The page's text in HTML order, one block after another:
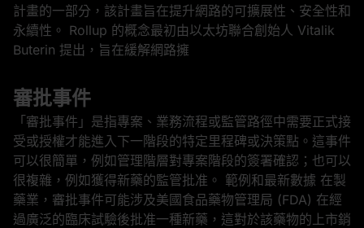
計畫的一部分，該計畫旨在提升網路的可擴展性、安全性和
永續性。 Rollup 的概念最初由以太坊聯合創始人 Vitalik
Buterin 提出，旨在緩解網路擁
審批事件
「審批事件」是指專案、業務流程或監管路徑中需要正式接
受或授權才能進入下一階段的特定里程碑或決策點。這事件
可以很簡單，例如管理階層對專案階段的簽署確認；也可以
很複雜，例如獲得新藥的監管批准。 範例和最新數據 在製
藥業，審批事件可能涉及美國食品藥物管理局 (FDA) 在經
過廣泛的臨床試驗後批准一種新藥，這對於該藥物的上市銷